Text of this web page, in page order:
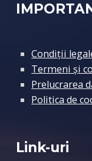
Condiții
Termeni și
Prelucrarea
Politica de
Link-uri